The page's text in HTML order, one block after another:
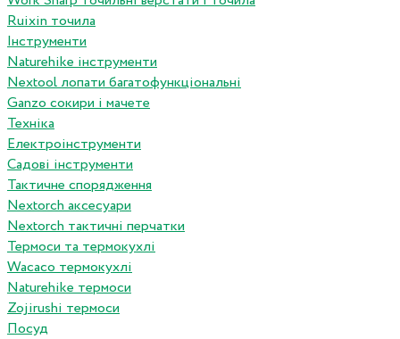
Ruixin точила
Інструменти
Naturehike інструменти
Nextool лопати багатофункціональні
Ganzo сокири і мачете
Техніка
Електроінструменти
Садові інструменти
Тактичне спорядження
Nextorch аксесуари
Nextorch тактичні перчатки
Термоси та термокухлі
Wacaco термокухлі
Naturehike термоси
Zojirushi термоси
Посуд